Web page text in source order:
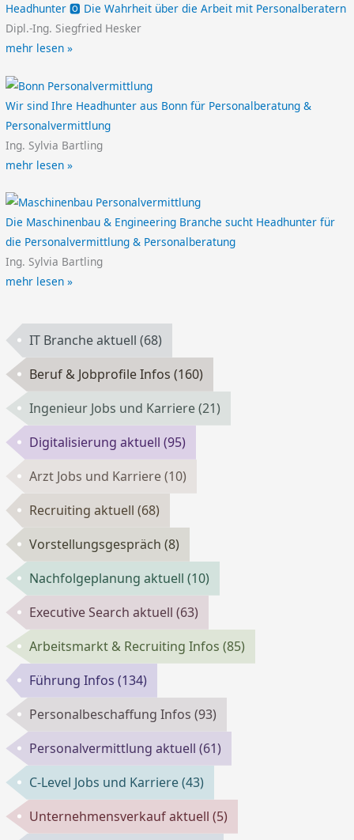
Headhunter 🅾️ Die Wahrheit über die Arbeit mit Personalberatern
Dipl.-Ing. Siegfried Hesker
mehr lesen »
Wir sind Ihre Headhunter aus Bonn für Personalberatung &
Personalvermittlung
Ing. Sylvia Bartling
mehr lesen »
Die Maschinenbau & Engineering Branche sucht Headhunter für
die Personalvermittlung & Personalberatung
Ing. Sylvia Bartling
mehr lesen »
IT Branche aktuell(68)
Beruf & Jobprofile Infos(160)
Ingenieur Jobs und Karriere(21)
Digitalisierung aktuell(95)
Arzt Jobs und Karriere(10)
Recruiting aktuell(68)
Vorstellungsgespräch(8)
Nachfolgeplanung aktuell(10)
Executive Search aktuell(63)
Arbeitsmarkt & Recruiting Infos(85)
Führung Infos(134)
Personalbeschaffung Infos(93)
Personalvermittlung aktuell(61)
C-Level Jobs und Karriere(43)
Unternehmensverkauf aktuell(5)